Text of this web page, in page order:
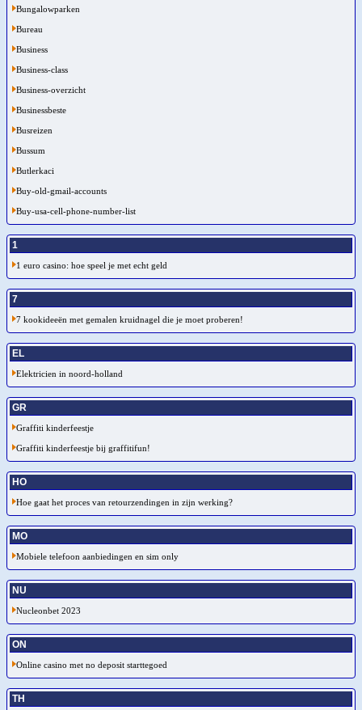
Bungalowparken
Bureau
Business
Business-class
Business-overzicht
Businessbeste
Busreizen
Bussum
Butlerkaci
Buy-old-gmail-accounts
Buy-usa-cell-phone-number-list
1
1 euro casino: hoe speel je met echt geld
7
7 kookideeën met gemalen kruidnagel die je moet proberen!
EL
Elektricien in noord-holland
GR
Graffiti kinderfeestje
Graffiti kinderfeestje bij graffitifun!
HO
Hoe gaat het proces van retourzendingen in zijn werking?
MO
Mobiele telefoon aanbiedingen en sim only
NU
Nucleonbet 2023
ON
Online casino met no deposit starttegoed
TH